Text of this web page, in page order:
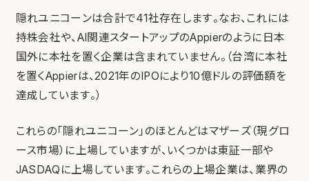
隠れユニコーンは合計で41社存在します。なお、これには
持株会社や、AI関連スタートアップのAppierのように日本
国外に本社を置く企業は含まれていません。（台湾に本社
を置くAppierは、2021年のIPOにより10億ドルの評価額を
達成しています。）
これらの「隠れユニコーン」のほとんどはマザーズ（現グロ
ース市場）に上場していますが、いくつかは東証一部や
JASDAQに上場しています。これらの上場企業は、業界の